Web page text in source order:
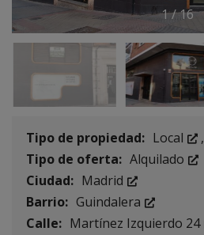
1/16
Tipo de propiedad: Local ,
Tipo de oferta: Alquilado
Ciudad: Madrid
Barrio: Guindalera
Calle: Martínez Izquierdo 24